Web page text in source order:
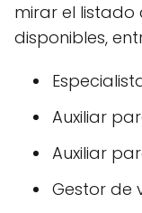
mirar el
disponibles,
Auxiliar
Auxiliar
Gestor de